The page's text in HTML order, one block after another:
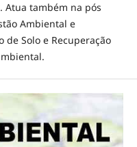
Atua também na pós
Ambiental e
de Solo e Recuperação